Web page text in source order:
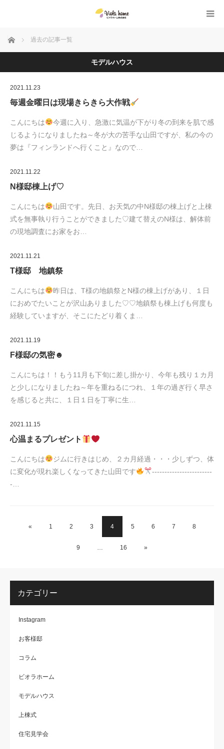
ホーム 過去の記事一覧
モデルハウス
2021.11.23
毎週金曜日は現場きらきら大作戦
こんにちは
今週に入り、急激に気温が下がり冬の到来を肌で感
じるようになりましたね～冬が大の苦手な山田ですが、私の今の
夢は『フィンランドへ行くこと』なので…
2021.11.22
N様邸棟上げ♡
こんにちは
山田です。先日、お天気の中N様邸の棟上げと上棟
式を無事執り行うことができました♡建て替えのN様は、解体前
の現地調査にお家をお…
2021.11.21
T様邸 地鎮祭
こんにちは
昨日は、T様の地鎮祭とN様の棟上げがあり、１日
におめでたいことが沢山ありました♡♡地鎮祭も棟上げも何度も
経験していますが、そこにたどり着くま…
2021.11.19
F様邸の気密☻
こんにちは！！もう11月も下旬に差し掛かり、今年も残り１カ月
と少しになりましたね～年を重ねるにつれ、１年の過ぎ行く早さ
を感じると共に、１日１日を丁寧に生…
2021.11.15
心温まるプレゼント
こんにちは
ジムに行きはじめ、２カ月経過・・・少しずつ、体
に変化が現れ楽しくなってきた山田です
------------------------
-…
« 1 2 3 4 5 6 7 8
9 … 16 »
カテゴリー
Instagram
お客様邸
コラム
ビオラホーム
モデルハウス
上棟式
住宅見学会